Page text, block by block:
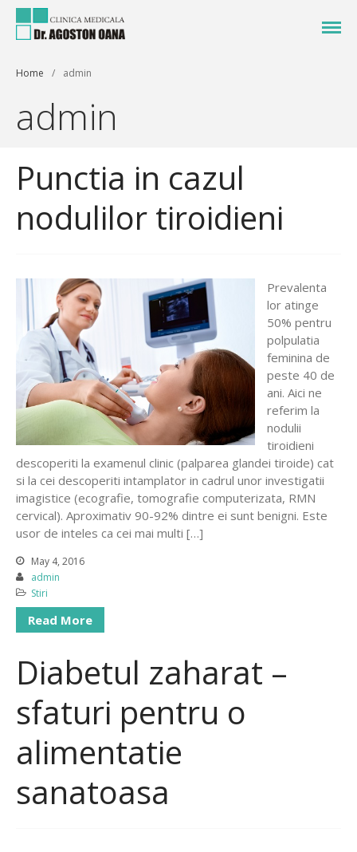
Medicina de Familie
Pediatrie
Recoltare Analize
Stiri
Galerie
Programari Online
Contact
Home
/ admin
admin
Punctia in cazul
nodulilor tiroidieni
Prevalenta
lor atinge
50% pentru
polpulatia
feminina de
peste 40 de
ani. Aici ne
referim la
nodulii
tiroidieni
descoperiti la examenul clinic (palparea glandei tiroide) cat
si la cei descoperiti intamplator in cadrul unor investigatii
imagistice (ecografie, tomografie computerizata, RMN
cervical). Aproximativ 90-92% dintre ei sunt benigni. Este
usor de inteles ca cei mai multi […]
May 4, 2016
admin
Stiri
Read More
Diabetul zaharat –
sfaturi pentru o
alimentatie
sanatoasa